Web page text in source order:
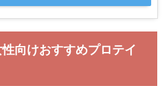
性向けおすすめプロテイ